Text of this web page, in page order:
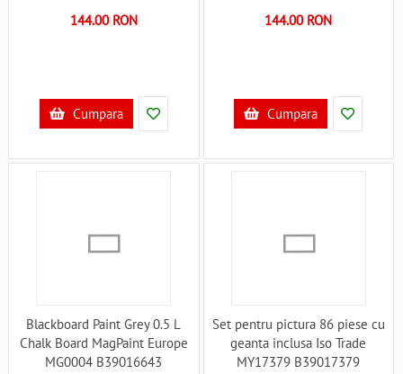
144.00 RON
Cumpara
144.00 RON
Cumpara
Blackboard Paint Grey 0.5 L
Chalk Board MagPaint Europe
MG0004 B39016643
Set pentru pictura 86 piese cu
geanta inclusa Iso Trade
MY17379 B39017379